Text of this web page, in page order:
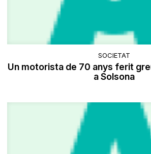
SOCIETAT
Un motorista de 70 anys ferit
a Solsona